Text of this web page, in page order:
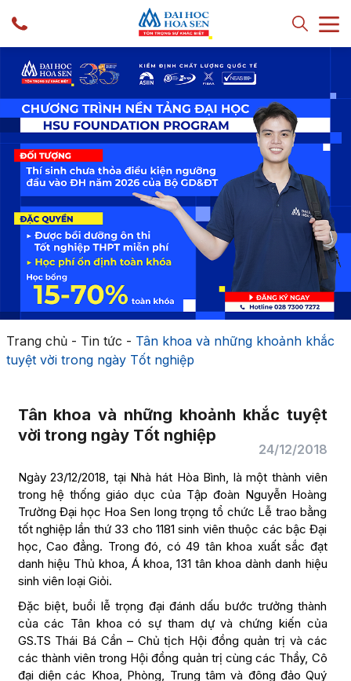
Trang chủ- Tin tức - Tân khoa và những khoảnh khắc
tuyệt vời trong ngày Tốt nghiệp
Tân khoa và những khoảnh khắc tuyệt
vời trong ngày Tốt nghiệp
24/12/2018
Ngày 23/12/2018, tại Nhà hát Hòa Bình, là một thành viên
trong hệ thống giáo dục của Tập đoàn Nguyễn Hoàng
Trường Đại học Hoa Sen long trọng tổ chức Lễ trao bằng
tốt nghiệp lần thứ 33 cho 1181 sinh viên thuộc các bậc Đại
học, Cao đẳng. Trong đó, có 49 tân khoa xuất sắc đạt
danh hiệu Thủ khoa, Á khoa, 131 tân khoa dành danh hiệu
sinh viên loại Giỏi.
Đặc biệt, buổi lễ trọng đại đánh dấu bước trưởng thành
của các Tân khoa có sự tham dự và chứng kiến của
GS.TS Thái Bá Cần – Chủ tịch Hội đồng quản trị và các
các thành viên trong Hội đồng quản trị cùng các Thầy, Cô
đại diện các Khoa, Phòng, Trung tâm và đông đảo Quý